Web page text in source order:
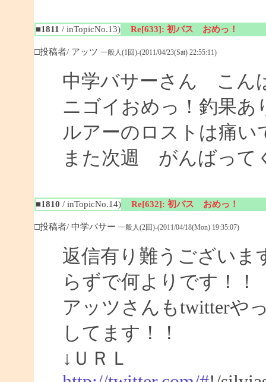
■1811 / inTopicNo.13) Re[633]: 初バス おめっ！
□投稿者/ アッツ 一般人(1回)-(2011/04/23(Sat) 22:55:11)
中学バサーさん こん
ニゴイおめっ！釣果あ
ルアーのロストは痛い
また次週 がんばって
■1810 / inTopicNo.14) Re[632]: 初バス おめっ！
□投稿者/ 中学バサー 一般人(2回)-(2011/04/18(Mon) 19:35:07)
返信有り難うございま
らずで何よりです！！
アッツさんもtwitterや
してます！！
↓ＵＲＬ